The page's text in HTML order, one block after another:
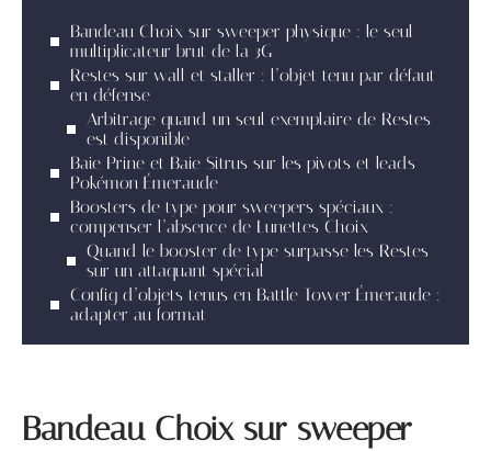
Bandeau Choix sur sweeper physique : le seul
multiplicateur brut de la 3G
Restes sur wall et staller : l’objet tenu par défaut
en défense
Arbitrage quand un seul exemplaire de Restes
est disponible
Baie Prine et Baie Sitrus sur les pivots et leads
Pokémon Émeraude
Boosters de type pour sweepers spéciaux :
compenser l’absence de Lunettes Choix
Quand le booster de type surpasse les Restes
sur un attaquant spécial
Config d’objets tenus en Battle Tower Émeraude :
adapter au format
Bandeau Choix sur sweeper